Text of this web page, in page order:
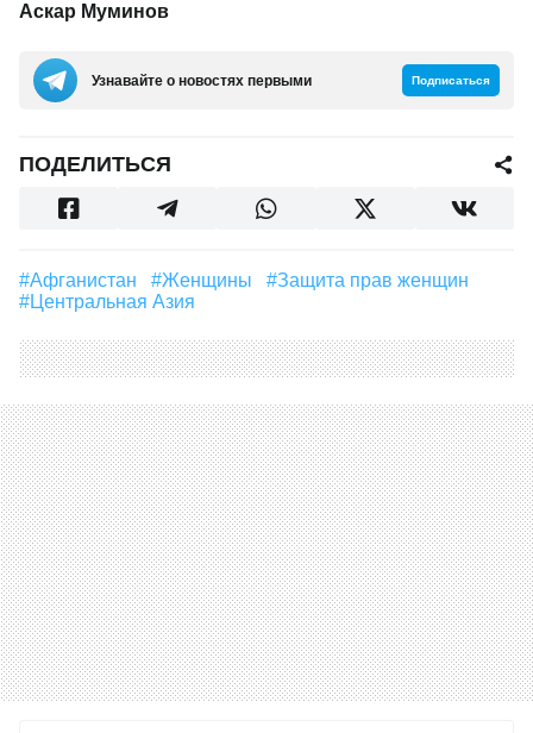
Аскар Муминов
Узнавайте о новостях первыми Подписаться
ПОДЕЛИТЬСЯ
#Афганистан #Женщины
#защита прав женщин
#Центральная Азия